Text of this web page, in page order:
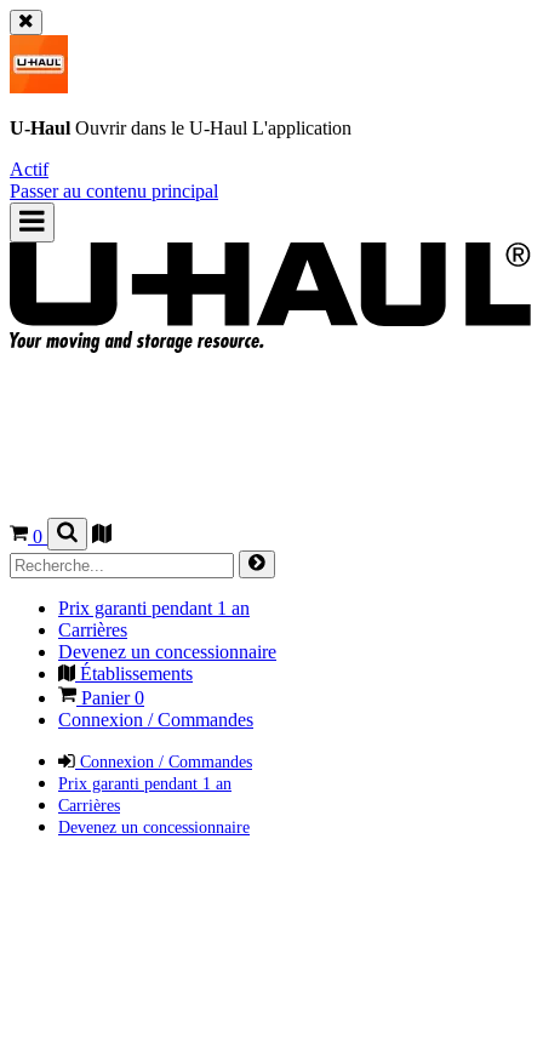
U-Haul Ouvrir dans le U-Haul L'application
Actif
Passer au contenu principal
0
Prix garanti pendant 1 an
Carrières
Devenez un concessionnaire
Établissements
Panier0
Connexion / Commandes
Connexion / Commandes
Prix garanti pendant 1 an
Carrières
Devenez un concessionnaire